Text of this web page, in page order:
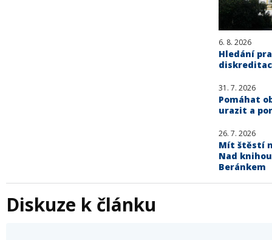
6. 8. 2026
Hledání
31. 7. 2026
Pomáhat
urazit a
26. 7. 2026
Mít štěstí
Nad
Beránkem
Diskuze k článku